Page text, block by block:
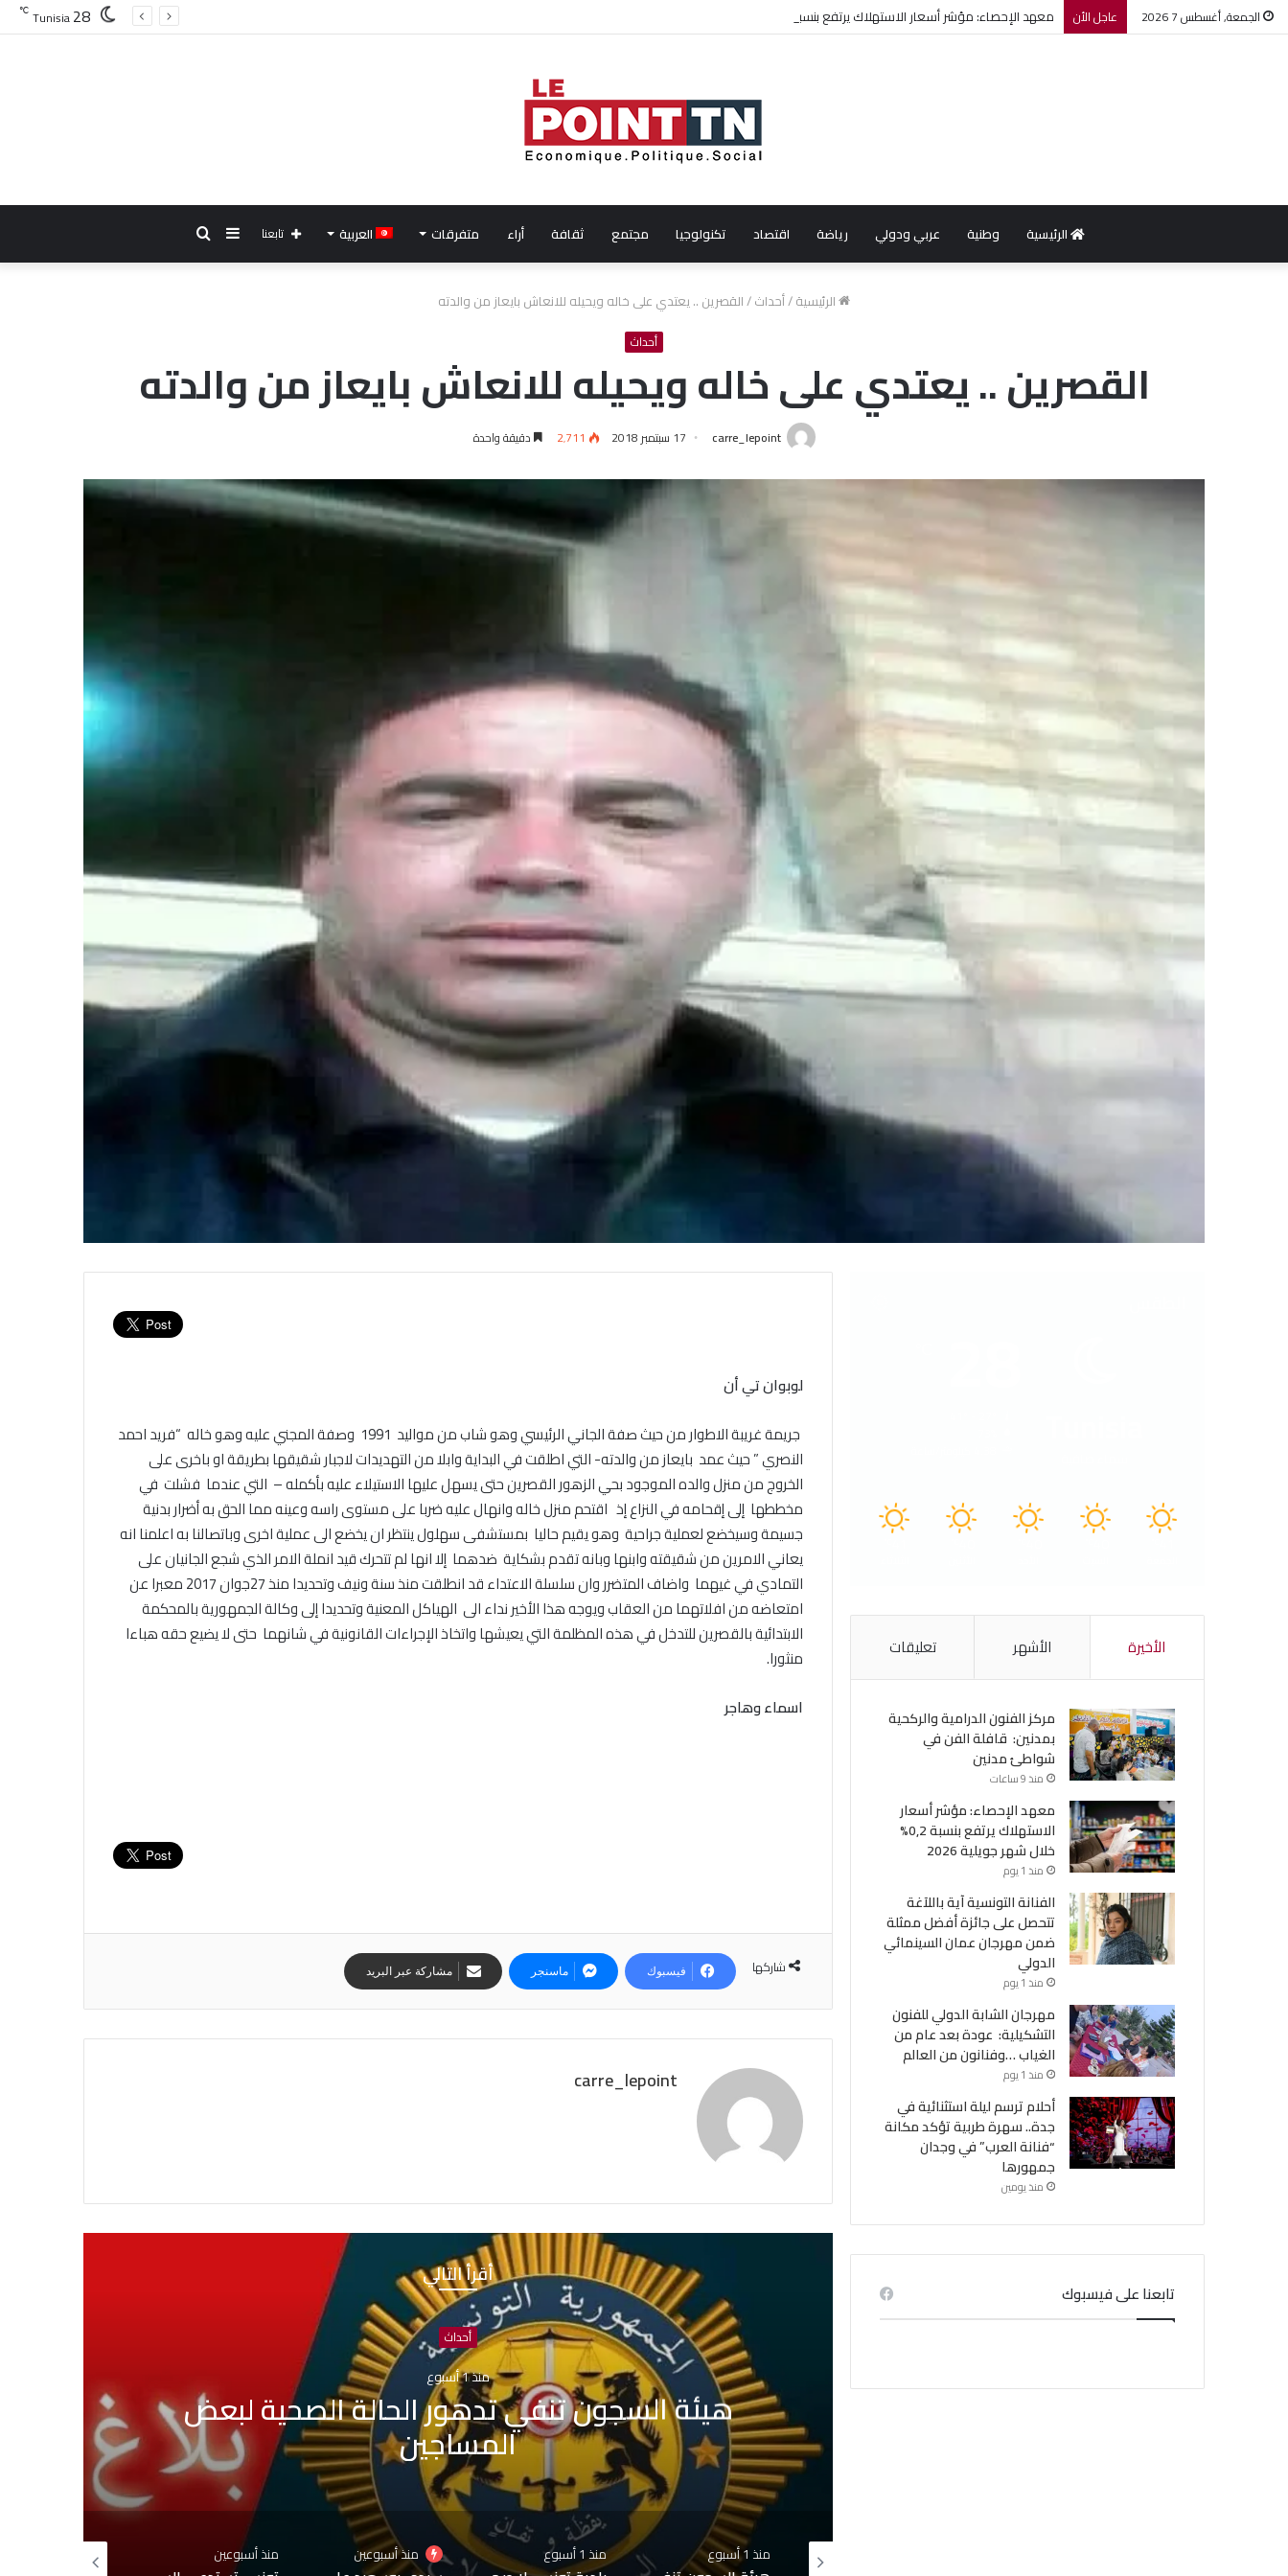
الجمعة, أغسطس 7 2026 عاجل الأن معهد الإحصاء: مؤشر أسعار الاستهلاك يرتفع بنسبة 0,2% خلال شهر جويلية 2026 Tunisia28
℃
الرئيسية وطنية عربي ودولي رياضة اقتصاد تكنولوجيا مجتمع ثقافة أراء متفرقات العربية
بحثإضافة
تابعنا
الرئيسية/أحداث/القصرين .. يعتدي على خاله ويحيله للانعاش بايعاز من والدته
أحداث
القصرين .. يعتدي على خاله ويحيله للانعاش بايعاز من والدته
carre_lepoint 17 سبتمبر 2018 2٬711 دقيقة واحدة
لوبوان تي أن
جريمة غريبة الاطوار من حيث صفة الجاني الرئيسي وهو شاب من مواليد 1991 وصفة المجني عليه وهو خاله “فريد احمد
النصري ” حيث عمد بايعاز من والدته- التي اطلقت في البداية وابلا من التهديدات لاجبار شقيقها بطريقة او باخرى على
الخروج من منزل والده الموجود بحي الزهور القصرين حتى يسهل عليها الاستيلاء عليه بأكمله – التي عندما فشلت في
مخططها إلى إقحامه في النزاع إذ اقتحم منزل خاله وانهال عليه ضربا على مستوى راسه وعينه مما الحق به أضرار بدنية
جسيمة وسيخضع لعملية جراحية وهو يقيم حاليا بمستشفى سهلول ينتظر ان يخضع الى عملية اخرى وباتصالنا به اعلمنا انه
يعاني الامرين من شقيقته وابنها وبانه تقدم بشكاية ضدهما إلا انها لم تتحرك قيد انملة الامر الذي شجع الجانيان على
التمادي في غيهما واضاف المتضرر وان سلسلة الاعتداء قد انطلقت منذ سنة ونيف وتحديدا منذ 27جوان 2017 معبرا عن
امتعاضه من افلاتهما من العقاب ويوجه هذا الأخير نداء الى الهياكل المعنية وتحديدا إلى وكالة الجمهورية بالمحكمة
الابتدائية بالقصرين للتدخل في هذه المظلمة التي يعيشها واتخاذ الإجراءات القانونية في شانهما حتى لا يضيع حقه هباءا
منثورا.
اسماء وهاجر
شاركها فيسبوك ماسنجر مشاركة عبر البريد
carre_lepoint
أقرأ التالي
أحداث
منذ 1 أسبوع
بلدية تونس: لا صحة لبيع قبور بمقبرة الجلاز والابحاث
جارية حول التجاوزات وشبهات التدليس
منذ 1 أسبوع منذ أسبوعين منذ أسبوعين منذ 3 أسابيع
الأخيرة الأشهر تعليقات
مركز الفنون الدرامية والركحية
بمدنين: قافلة الفن في
شواطئ مدنين
منذ 9 ساعات
معهد الإحصاء: مؤشر أسعار
الاستهلاك يرتفع بنسبة 0,2%
خلال شهر جويلية 2026
منذ 1 يوم
الفنانة التونسية آية باللآغة
تتحصل على جائزة أفضل ممثلة
ضمن مهرجان عمان السينمائي
الدولي
منذ 1 يوم
مهرجان الشابة الدولي للفنون
التشكيلية: عودة بعد عام من
الغياب …وفنانون من العالم
منذ 1 يوم
أحلام ترسم ليلة استثنائية في
جدة.. سهرة طربية تؤكد مكانة
“فنانة العرب” في وجدان
جمهورها
منذ يومين
تابعنا على فيسبوك